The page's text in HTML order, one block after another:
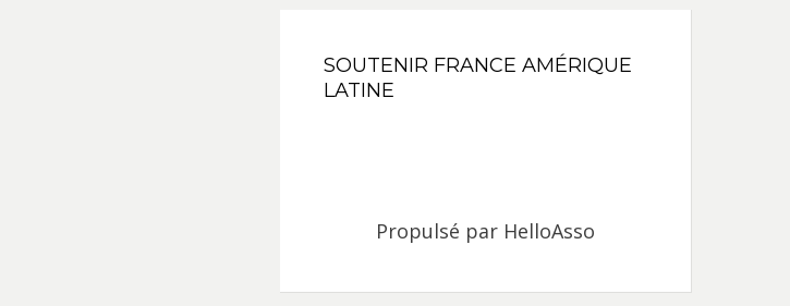
SOUTENIR FRANCE AMÉRIQUE
LATINE
Propulsé par HelloAsso